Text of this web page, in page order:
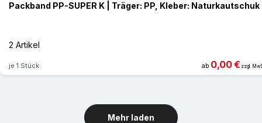
Packband PP-SUPER K | Träger: PP, Kleber: Naturkautschuk
2 Artikel
je 1 Stück ab 0,00 € zzgl.
Mehr laden